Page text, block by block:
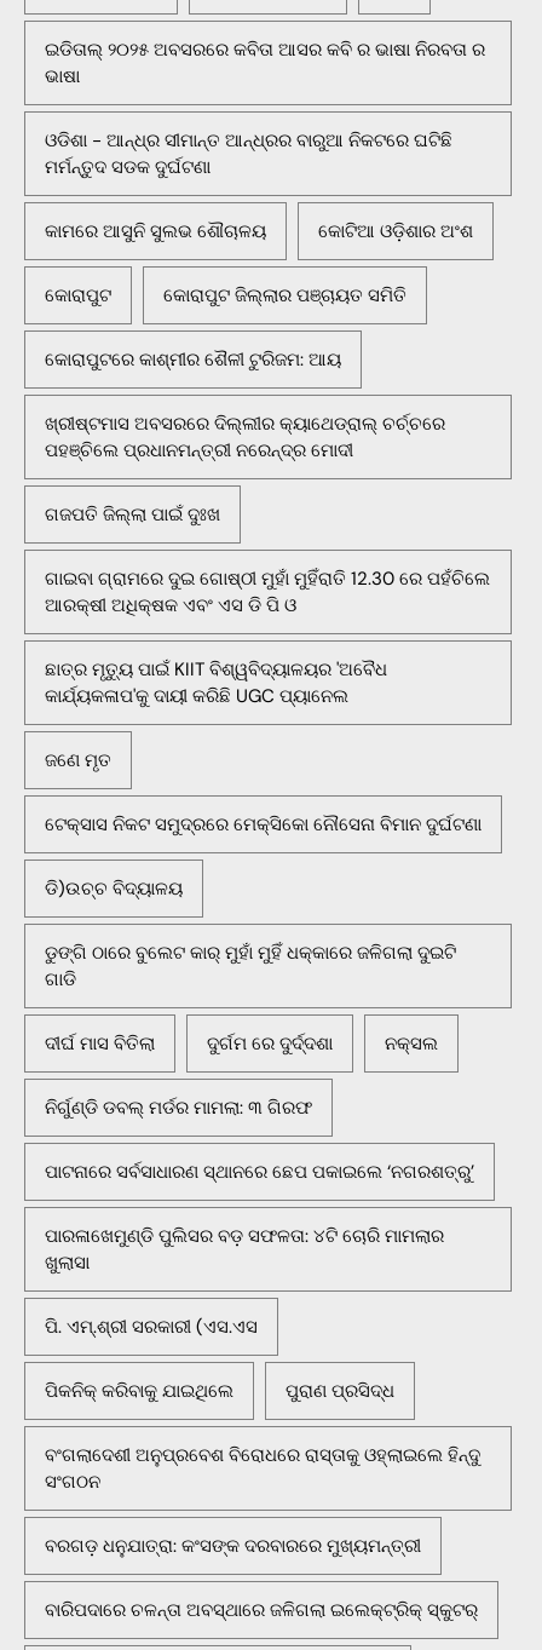
ଇଡିତାଲ୍ ୨୦୨୫ ଅବସରରେ କବିତା ଆସର କବି ର ଭାଷା ନିରବତା ର
ଭାଷା
ଓଡିଶା - ଆନ୍ଧ୍ର ସୀମାନ୍ତ ଆନ୍ଧ୍ରର ବାରୁଆ ନିକଟରେ ଘଟିଛି
ମର୍ମନ୍ତୁଦ ସଡକ ଦୁର୍ଘଟଣା
କାମରେ ଆସୁନି ସୁଲଭ ଶୌଚାଳୟ କୋଟିଆ ଓଡ଼ିଶାର ଅଂଶ
କୋରାପୁଟ କୋରାପୁଟ ଜିଲ୍ଲାର ପଞ୍ଚାୟତ ସମିତି
କୋରାପୁଟରେ କାଶ୍ମୀର ଶୈଳୀ ଟୁରିଜମ: ଆୟ
ଖ୍ରୀଷ୍ଟମାସ ଅବସରରେ ଦିଲ୍ଲୀର କ୍ୟାଥେଡ୍ରାଲ୍ ଚର୍ଚ୍ଚରେ
ପହଞ୍ଚିଲେ ପ୍ରଧାନମନ୍ତ୍ରୀ ନରେନ୍ଦ୍ର ମୋଦୀ
ଗଜପତି ଜିଲ୍ଲା ପାଇଁ ଦୁଃଖ
ଗାଇବା ଗ୍ରାମରେ ଦୁଇ ଗୋଷ୍ଠୀ ମୁହାଁ ମୁହିଁରାତି 12.30 ରେ ପହଁଚିଲେ
ଆରକ୍ଷୀ ଅଧିକ୍ଷକ ଏବଂ ଏସ ଡି ପି ଓ
ଛାତ୍ର ମୃତ୍ୟୁ ପାଇଁ KIIT ବିଶ୍ୱବିଦ୍ୟାଳୟର 'ଅବୈଧ
କାର୍ଯ୍ୟକଳାପ'କୁ ଦାୟୀ କରିଛି UGC ପ୍ୟାନେଲ
ଜଣେ ମୃତ
ଟେକ୍ସାସ ନିକଟ ସମୁଦ୍ରରେ ମେକ୍ସିକୋ ନୌସେନା ବିମାନ ଦୁର୍ଘଟଣା
ଡି)ଉଚ୍ଚ ବିଦ୍ୟାଳୟ
ଡୁଙ୍ଗି ଠାରେ ବୁଲେଟ କାର୍ ମୁହାଁ ମୁହିଁ ଧକ୍କାରେ ଜଳିଗଲା ଦୁଇଟି
ଗାଡି
ଦୀର୍ଘ ମାସ ବିତିଲା ଦୁର୍ଗମ ରେ ଦୁର୍ଦ୍ଦଶା ନକ୍ସଲ
ନିର୍ଗୁଣ୍ଡି ଡବଲ୍ ମର୍ଡର ମାମଲା: ୩ ଗିରଫ
ପାଟନାରେ ସର୍ବସାଧାରଣ ସ୍ଥାନରେ ଛେପ ପକାଇଲେ ‘ନଗରଶତ୍ରୁ’
ପାରଳାଖେମୁଣ୍ଡି ପୁଲିସର ବଡ଼ ସଫଳତା: ୪ଟି ଚୋରି ମାମଲାର
ଖୁଲାସା
ପି. ଏମ୍.ଶ୍ରୀ ସରକାରୀ (ଏସ.ଏସ
ପିକନିକ୍‌ କରିବାକୁ ଯାଇଥିଲେ ପୁରାଣ ପ୍ରସିଦ୍ଧ
ବଂଗଲାଦେଶୀ ଅନୁପ୍ରବେଶ ବିରୋଧରେ ରାସ୍ତାକୁ ଓହ୍ଲାଇଲେ ହିନ୍ଦୁ
ସଂଗଠନ
ବରଗଡ଼ ଧନୁଯାତ୍ରା: କଂସଙ୍କ ଦରବାରରେ ମୁଖ୍ୟମନ୍ତ୍ରୀ
ବାରିପଦାରେ ଚଳନ୍ତା ଅବସ୍ଥାରେ ଜଳିଗଲା ଇଲେକ୍ଟ୍ରିକ୍ ସ୍କୁଟର୍